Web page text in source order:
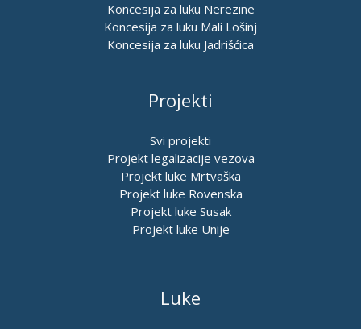
Koncesija za luku Nerezine
Koncesija za luku Mali Lošinj
Koncesija za luku Jadrišćica
Projekti
Svi projekti
Projekt legalizacije vezova
Projekt luke Mrtvaška
Projekt luke Rovenska
Projekt luke Susak
Projekt luke Unije
Luke